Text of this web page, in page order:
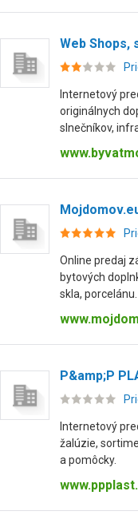
Web Shops,
Internetový
originálnych
slnečníkov,
Online predaj
bytových
skla,
P&amp;P
Internetový
žalúzie,
a pomôcky.